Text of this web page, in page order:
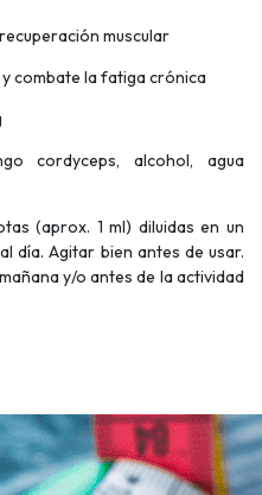
muscular
combate la fatiga crónica
cordyceps, alcohol, agua
(aprox. 1 ml) diluidas en un
día. Agitar bien antes de usar.
y/o antes de la actividad